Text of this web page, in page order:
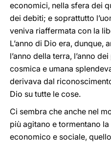
economici, nella sfera dei
dei debiti; e soprattutto
veniva riaffermata con la
L’anno di Dio era, dunque,
l’anno della terra, l’anno
cosmica e umana
derivava dal
Dio su tutte le cose.
Ci sembra che anche nel
più agitano e tormentano
economico e sociale,